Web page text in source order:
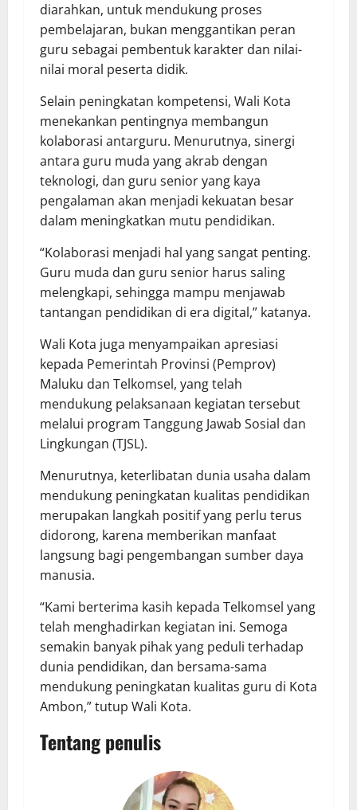
diarahkan, untuk mendukung proses
pembelajaran, bukan menggantikan peran
guru sebagai pembentuk karakter dan nilai-
nilai moral peserta didik.
Selain peningkatan kompetensi, Wali Kota
menekankan pentingnya membangun
kolaborasi antarguru. Menurutnya, sinergi
antara guru muda yang akrab dengan
teknologi, dan guru senior yang kaya
pengalaman akan menjadi kekuatan besar
dalam meningkatkan mutu pendidikan.
“Kolaborasi menjadi hal yang sangat penting.
Guru muda dan guru senior harus saling
melengkapi, sehingga mampu menjawab
tantangan pendidikan di era digital,” katanya.
Wali Kota juga menyampaikan apresiasi
kepada Pemerintah Provinsi (Pemprov)
Maluku dan Telkomsel, yang telah
mendukung pelaksanaan kegiatan tersebut
melalui program Tanggung Jawab Sosial dan
Lingkungan (TJSL).
Menurutnya, keterlibatan dunia usaha dalam
mendukung peningkatan kualitas pendidikan
merupakan langkah positif yang perlu terus
didorong, karena memberikan manfaat
langsung bagi pengembangan sumber daya
manusia.
“Kami berterima kasih kepada Telkomsel yang
telah menghadirkan kegiatan ini. Semoga
semakin banyak pihak yang peduli terhadap
dunia pendidikan, dan bersama-sama
mendukung peningkatan kualitas guru di Kota
Ambon,” tutup Wali Kota.
Tentang penulis